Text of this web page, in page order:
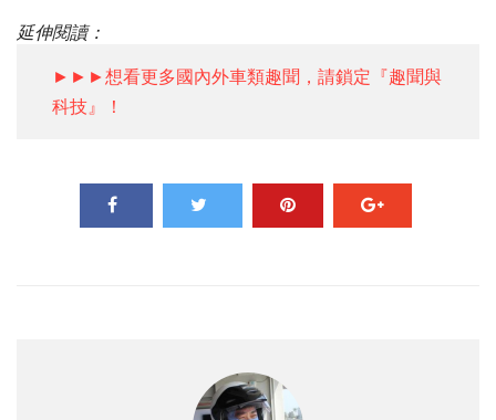
延伸閱讀：
►►►想看更多國內外車類趣聞，請鎖定『趣聞與
科技』！